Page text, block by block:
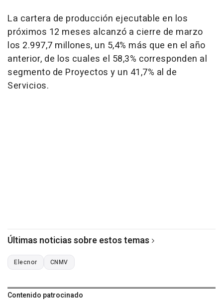
La cartera de producción ejecutable en los
próximos 12 meses alcanzó a cierre de marzo
los 2.997,7 millones, un 5,4% más que en el año
anterior, de los cuales el 58,3% corresponden al
segmento de Proyectos y un 41,7% al de
Servicios.
Últimas noticias sobre estos temas
Elecnor CNMV
Contenido patrocinado